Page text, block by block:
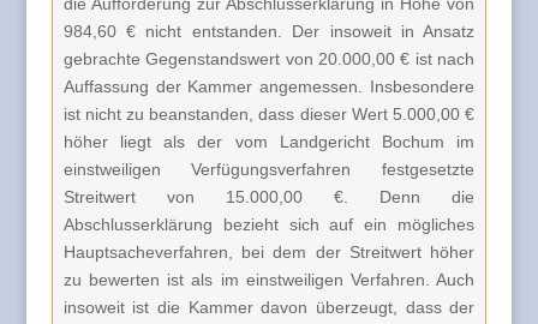
die Aufforderung zur Abschlusserklärung in Höhe von
984,60 € nicht entstanden. Der insoweit in Ansatz
gebrachte Gegenstandswert von 20.000,00 € ist nach
Auffassung der Kammer angemessen. Insbesondere
ist nicht zu beanstanden, dass dieser Wert 5.000,00 €
höher liegt als der vom Landgericht Bochum im
einstweiligen Verfügungsverfahren festgesetzte
Streitwert von 15.000,00 €. Denn die
Abschlusserklärung bezieht sich auf ein mögliches
Hauptsacheverfahren, bei dem der Streitwert höher
zu bewerten ist als im einstweiligen Verfahren. Auch
insoweit ist die Kammer davon überzeugt, dass der